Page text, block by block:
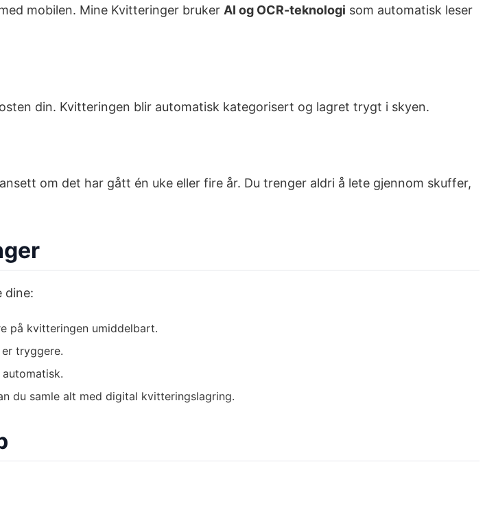
mobilen. Mine Kvitteringer bruker AI og OCR-teknologi som automatisk leser
din. Kvitteringen blir automatisk kategorisert og lagret trygt i skyen.
om det har gått én uke eller fire år. Du trenger aldri å lete gjennom skuffer,
dine:
på kvitteringen umiddelbart.
tryggere.
du samle alt med digital kvitteringslagring.